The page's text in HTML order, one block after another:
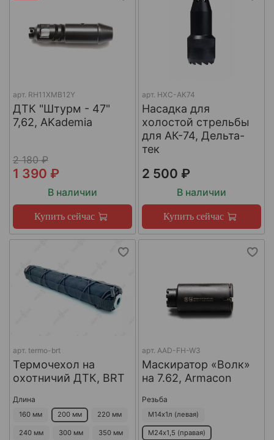
арт. RH11XMB12Y
ДТК "Штурм - 47"
7,62, AKademia
2 180 ₽
1 390 ₽
В наличии
Купить сейчас
арт. НХС-АК74
Насадка для
холостой стрельбы
для АК-74, Дельта-
тек
2 500 ₽
В наличии
Купить сейчас
арт. termo-brt
Термочехол на
охотничий ДТК, BRT
Длина
160 мм 200 мм 220 мм
240 мм 300 мм 350 мм
арт. AAD-FH-W3
Маскиратор «Волк»
на 7.62, Armacon
Резьба
М14х1л (левая)
М24х1,5 (правая)